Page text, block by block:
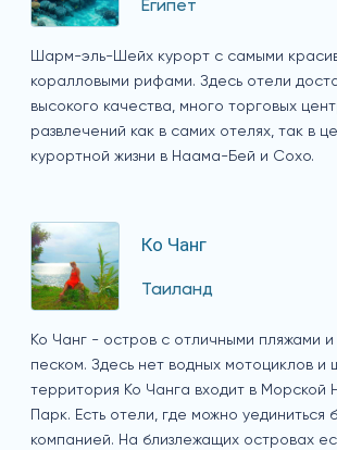
Египет
Шарм-эль-Шейх курорт с самыми
коралловыми рифами. Здесь отели
высокого качества, много торговых
развлечений как в самих отелях, так в
курортной жизни в Наама-Бей и Сохо.
Ко Чанг
Таиланд
Ко Чанг - остров с отличными пляжами
песком. Здесь нет водных мотоциклов и
территория Ко Чанга входит в Морской
Парк. Есть отели, где можно уединиться
компанией. На близлежащих островах